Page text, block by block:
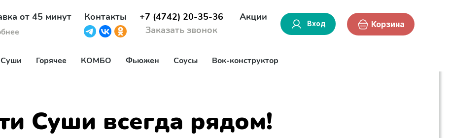
от 45 минут Контакты
+7 (4742) 20-35-36
Заказать звонок
Акции
Вход Корзина
Суши Горячее КОМБО Фьюжен Соусы Вок-конструктор
Суши всегда рядом!